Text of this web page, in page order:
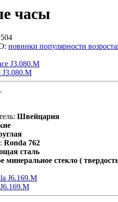
часы
новинки популярности
J3.080.M
Швейцария
Ronda 762
cталь
минеральное стекло (